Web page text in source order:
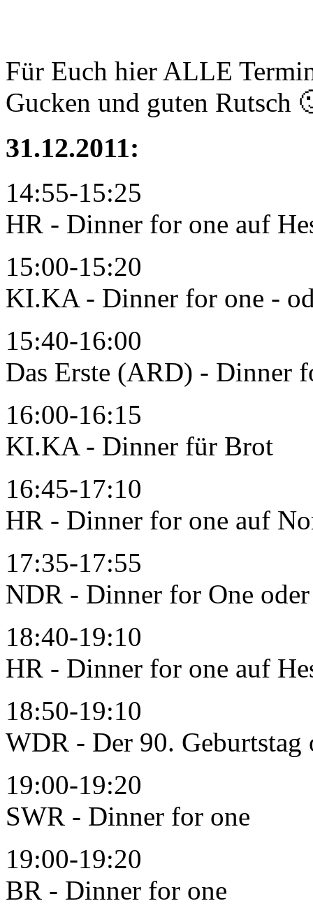
Für Euch hier ALLE
Gucken und guten Rutsch
31.12.2011:
14:55-15:25
HR - Dinner for one auf
15:00-15:20
KI.KA - Dinner for one -
15:40-16:00
Das Erste (ARD) - Dinner
16:00-16:15
KI.KA - Dinner für Brot
16:45-17:10
HR - Dinner for one auf
17:35-17:55
NDR - Dinner for One
18:40-19:10
HR - Dinner for one auf
18:50-19:10
WDR - Der 90.
19:00-19:20
SWR - Dinner for one
19:00-19:20
BR - Dinner for one